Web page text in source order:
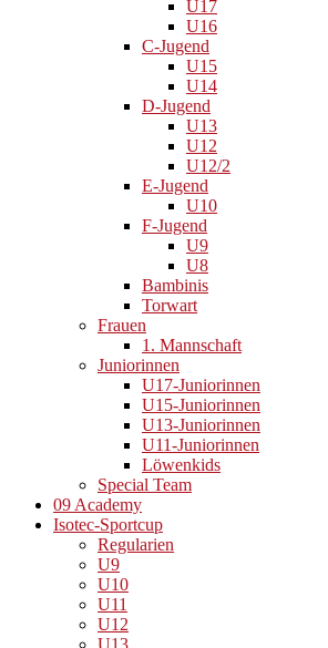
U17
U16
C-Jugend
U15
U14
D-Jugend
U13
U12
U12/2
E-Jugend
U10
F-Jugend
U9
U8
Bambinis
Torwart
Frauen
1. Mannschaft
Juniorinnen
U17-Juniorinnen
U15-Juniorinnen
U13-Juniorinnen
U11-Juniorinnen
Löwenkids
Special Team
09 Academy
Isotec-Sportcup
Regularien
U9
U10
U11
U12
U13